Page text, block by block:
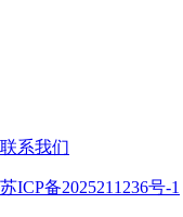
联系我们
苏ICP备2025211236号-1